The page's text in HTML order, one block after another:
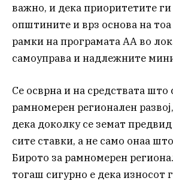
важно, и дека приоритетите ги
општините и врз основа на
рамки на програмата АА во
самоуправа и надлежните
Се осврна и на средствата што
рамномерен регионален
дека доколку се земат
сите ставки, а не само онаа
Бирото за рамномерен
тогаш сигурно е дека износот